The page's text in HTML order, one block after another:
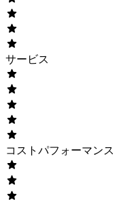
サービス
コストパフォーマンス